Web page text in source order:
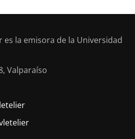
es la emisora de la Universidad
Valparaíso